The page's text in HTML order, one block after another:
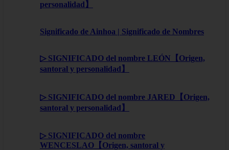
personalidad】
Significado de Ainhoa | Significado de Nombres
▷ SIGNIFICADO del nombre LEÓN【Origen,
santoral y personalidad】
▷ SIGNIFICADO del nombre JARED【Origen,
santoral y personalidad】
▷ SIGNIFICADO del nombre
WENCESLAO【Origen, santoral y